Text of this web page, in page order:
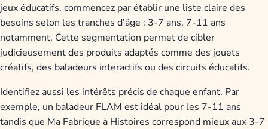
jeux éducatifs, commencez par établir une liste claire des
besoins selon les tranches d’âge : 3-7 ans, 7-11 ans
notamment. Cette segmentation permet de cibler
judicieusement des produits adaptés comme des jouets
créatifs, des baladeurs interactifs ou des circuits éducatifs.
Identifiez aussi les intérêts précis de chaque enfant. Par
exemple, un baladeur FLAM est idéal pour les 7-11 ans
tandis que Ma Fabrique à Histoires correspond mieux aux 3-7